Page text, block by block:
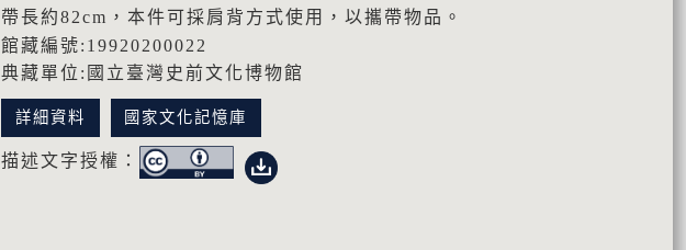
帶長約82cm，本件可採肩背方式使用，以攜帶物品。
館藏編號:19920200022
典藏單位:國立臺灣史前文化博物館
詳細資料 國家文化記憶庫
描述文字授權：